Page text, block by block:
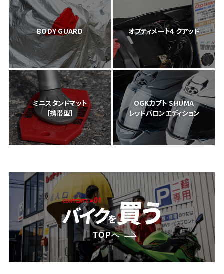
BODY GUARD オプティメート4 クアッド
ミニスタンドマット
［携帯型］
OGKカブト SHUMA
レッドバロンエディション
CONTENTS #01
バイクを買う
TOPへ